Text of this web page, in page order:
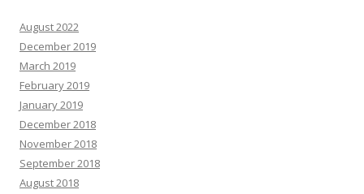
August 2022
December 2019
March 2019
February 2019
January 2019
December 2018
November 2018
September 2018
August 2018